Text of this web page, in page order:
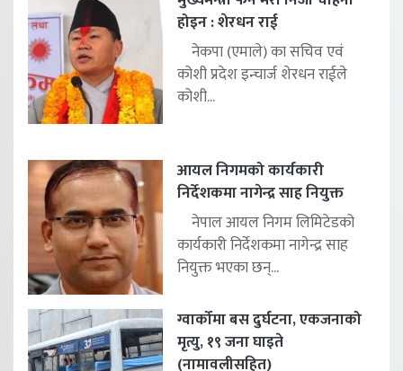
होइन : शेरधन राई
नेकपा (एमाले) का सचिव एवं
कोशी प्रदेश इन्चार्ज शेरधन राईले
कोशी...
आयल निगमको कार्यकारी
निर्देशकमा नागेन्द्र साह नियुक्त
नेपाल आयल निगम लिमिटेडको
कार्यकारी निर्देशकमा नागेन्द्र साह
नियुक्त भएका छन्...
ग्वार्कोमा बस दुर्घटना, एकजनाको
मृत्यु, १९ जना घाइते
(नामावलीसहित)